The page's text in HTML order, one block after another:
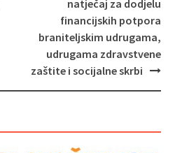
natječaj za dodjelu
financijskih potpora
braniteljskim udrugama,
udrugama zdravstvene
zaštite i socijalne skrbi